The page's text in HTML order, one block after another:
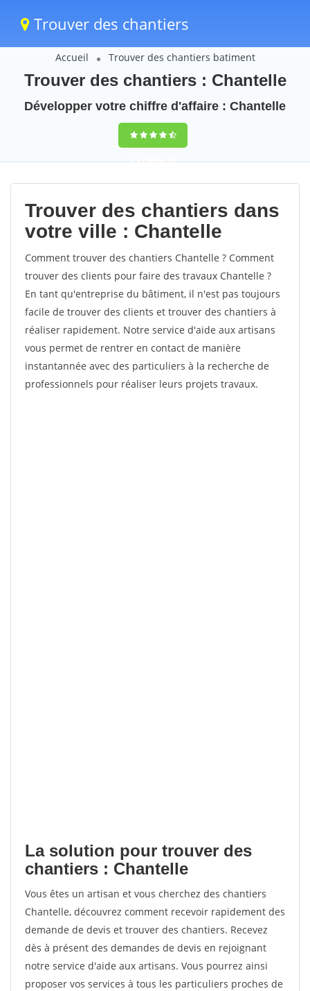
Trouver des chantiers
Accueil Trouver des chantiers batiment
Trouver des chantiers : Chantelle
Développer votre chiffre d'affaire : Chantelle
9,5(100%)42
votes
Trouver des chantiers dans
votre ville : Chantelle
Comment trouver des chantiers Chantelle ? Comment
trouver des clients pour faire des travaux Chantelle ?
En tant qu'entreprise du bâtiment, il n'est pas toujours
facile de trouver des clients et trouver des chantiers à
réaliser rapidement. Notre service d'aide aux artisans
vous permet de rentrer en contact de manière
instantannée avec des particuliers à la recherche de
professionnels pour réaliser leurs projets travaux.
La solution pour trouver des
chantiers : Chantelle
Vous êtes un artisan et vous cherchez des chantiers
Chantelle, découvrez comment recevoir rapidement des
demande de devis et trouver des chantiers. Recevez
dès à présent des demandes de devis en rejoignant
notre service d'aide aux artisans. Vous pourrez ainsi
proposer vos services à tous les particuliers proches de